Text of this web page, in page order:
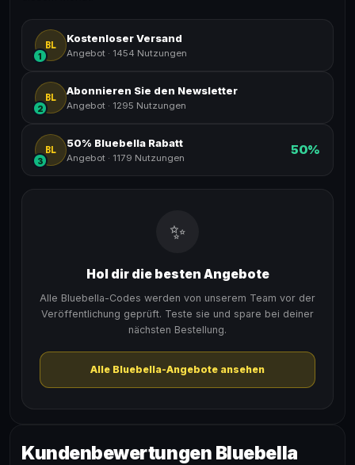
BL
1
Kostenloser Versand
Angebot · 1454 Nutzungen
BL
2
Abonnieren Sie den Newsletter
Angebot · 1295 Nutzungen
BL
3
50% Bluebella Rabatt
Angebot · 1179 Nutzungen
50%
✨
Hol dir die besten Angebote
Alle Bluebella-Codes werden von unserem Team vor der
Veröffentlichung geprüft. Teste sie und spare bei deiner
nächsten Bestellung.
Alle Bluebella-Angebote ansehen
Kundenbewertungen Bluebella